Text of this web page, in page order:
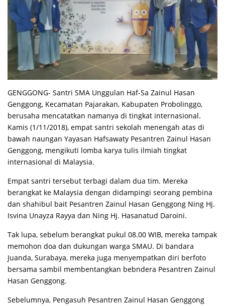
GENGGONG- Santri SMA Unggulan Haf-Sa Zainul Hasan
Genggong, Kecamatan Pajarakan, Kabupaten Probolinggo,
berusaha mencatatkan namanya di tingkat internasional.
Kamis (1/11/2018), empat santri sekolah menengah atas di
bawah naungan Yayasan Hafsawaty Pesantren Zainul Hasan
Genggong, mengikuti lomba karya tulis ilmiah tingkat
internasional di Malaysia.
Empat santri tersebut terbagi dalam dua tim. Mereka
berangkat ke Malaysia dengan didampingi seorang pembina
dan shahibul bait Pesantren Zainul Hasan Genggong Ning Hj.
Isvina Unayza Rayya dan Ning Hj. Hasanatud Daroini.
Tak lupa, sebelum berangkat pukul 08.00 WIB, mereka tampak
memohon doa dan dukungan warga SMAU. Di bandara
Juanda, Surabaya, mereka juga menyempatkan diri berfoto
bersama sambil membentangkan bebndera Pesantren Zainul
Hasan Genggong.
Sebelumnya, Pengasuh Pesantren Zainul Hasan Genggong